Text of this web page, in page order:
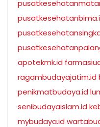
apotekmk.id
ragambudayajatim.id
penikmatbudaya.id
senibudayaislam.id
mybudaya.id